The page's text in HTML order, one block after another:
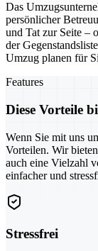
Das
persönlicher
und Tat zur Seite –
der
Umzug planen für
Features
Diese Vorteile
Wenn Sie mit uns
Vorteilen. Wir
auch eine Vielzahl
einfacher und
Stressfrei